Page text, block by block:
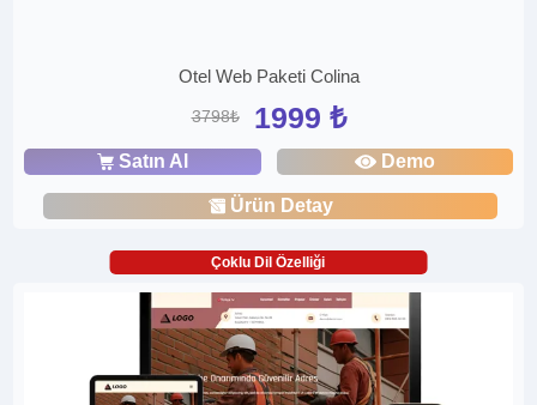
Otel Web Paketi Colina
3798₺ 1999 ₺
Satın Al Demo
Ürün Detay
Çoklu Dil Özelliği